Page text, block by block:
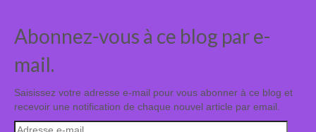
Abonnez-vous à ce blog par e-
mail.
Saisissez votre adresse e-mail pour vous abonner à ce blog et
recevoir une notification de chaque nouvel article par email.
Adresse